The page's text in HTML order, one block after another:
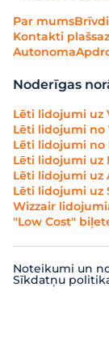
Par mums
Kontakti
Autonoma
Noderīgas
Lēti lidojumi uz
Lēti lidojumi no
Lēti lidojumi no
Lēti lidojumi uz
Lēti lidojumi uz
Lēti lidojumi uz
Wizzair lidojumi
"Low Cost"
Noteikumi un
Sīkdatņu